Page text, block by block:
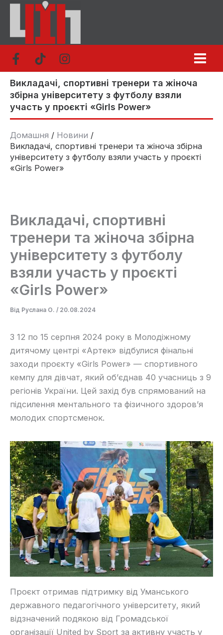
Перейти
вмісту
Викладачі, спортивні тренери та жіноча
збірна університету з футболу взяли
участь у проєкті «Girls Power»
Домашня
Новини
Викладачі, спортивні тренери та жіноча збірна
університету з футболу взяли участь у проєкті
«Girls Power»
Викладачі, спортивні
тренери та жіноча збірна
університету з футболу
взяли участь у проєкті
«Girls Power»
Від Руслана О. / 20.08.2024
З 12 по 15 серпня 2024 року в Молодіжному
дитячому центрі «Артек» відбулися фінальні
заходи проєкту «Girls Power» — спортивного
кемпу для дівчат, який об’єднав 40 учасниць з 9
регіонів України. Цей захід був спрямований на
підсилення ментального та фізичного здоров’я
молодих спортсменок.
Проєкт отримав підтримку від Уманського
державного педагогічного університету, який
відзначений подякою від Громадської
організації United by Sport за активну участь у